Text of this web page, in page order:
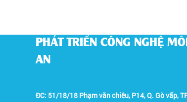
PHÁT TRIỂN CÔNG NGHỆ
AN
ĐC: 51/18/18 Phạm văn chiêu, P14, Q. Gò vấp,